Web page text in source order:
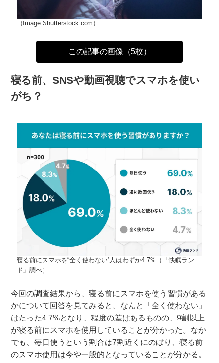
（Image:Shutterstock.com）
この記事の画像（5枚）
寝る前、SNSや動画視聴でスマホを使い
がち？
寝る前にスマホを“全く使わない”人はわずか4.7%（「快眠ラン
ド」調べ）
今回の調査結果から、寝る前にスマホを使う習慣がある
かについて回答を見てみると、なんと「全く使わない」
はたった4.7%となり、程度の差はあるものの、9割以上
が寝る前にスマホを使用していることが分かった。なか
でも、毎日使うという割合は7割近くにのぼり、寝る前
のスマホ使用は今や一般的となっていることが分かる。